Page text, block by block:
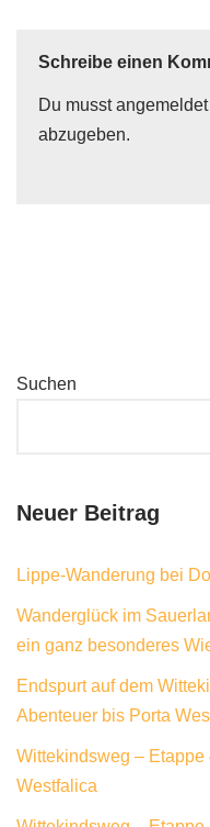
Schreibe einen
Du musstangemeldet
abzugeben.
Suchen
Neuer Beitrag
Lippe-Wanderung bei
Wanderglück im
ein ganz besonderes
Endspurt auf dem
Abenteuer bis Porta
Wittekindsweg – Etappe
Westfalica